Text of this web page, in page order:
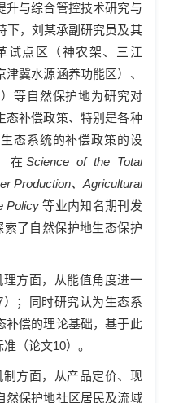
升与综合管控技术研究与
下，刘某承副研究员及其
试点区（神农架、三江
冀水源涵养功能区）、
等自然保护地为研究对
态补偿政策、特别是各种
态系统的补偿政策的设
在Science of the Total
Production、 Agricultural
Policy 等业内知名期刊发
了自然保护地生态保护
方面，从能值角度进一
）；同时研究认为生态系
补偿的理论基础，基于此
准（论文10）。
方面，从产品定价、现
然保护地社区居民及流域